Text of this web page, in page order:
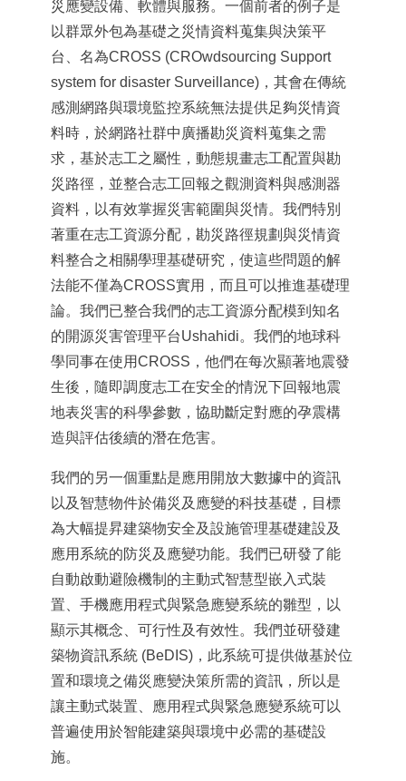
災應變設備、軟體與服務。一個前者的例子是
以群眾外包為基礎之災情資料蒐集與決策平
台、名為CROSS (CROwdsourcing Support
system for disaster Surveillance)，其會在傳統
感測網路與環境監控系統無法提供足夠災情資
料時，於網路社群中廣播勘災資料蒐集之需
求，基於志工之屬性，動態規畫志工配置與勘
災路徑，並整合志工回報之觀測資料與感測器
資料，以有效掌握災害範圍與災情。我們特別
著重在志工資源分配，勘災路徑規劃與災情資
料整合之相關學理基礎研究，使這些問題的解
法能不僅為CROSS實用，而且可以推進基礎理
論。我們已整合我們的志工資源分配模到知名
的開源災害管理平台Ushahidi。我們的地球科
學同事在使用CROSS，他們在每次顯著地震發
生後，隨即調度志工在安全的情況下回報地震
地表災害的科學參數，協助斷定對應的孕震構
造與評估後續的潛在危害。
我們的另一個重點是應用開放大數據中的資訊
以及智慧物件於備災及應變的科技基礎，目標
為大幅提昇建築物安全及設施管理基礎建設及
應用系統的防災及應變功能。我們已研發了能
自動啟動避險機制的主動式智慧型嵌入式裝
置、手機應用程式與緊急應變系統的雛型，以
顯示其概念、可行性及有效性。我們並研發建
築物資訊系統 (BeDIS)，此系統可提供做基於位
置和環境之備災應變決策所需的資訊，所以是
讓主動式裝置、應用程式與緊急應變系統可以
普遍使用於智能建築與環境中必需的基礎設
施。